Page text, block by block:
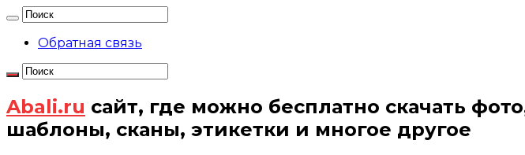
Обратная связь
Abali.ru сайт, где можно бесплатно скачать
шаблоны, сканы, этикетки и многое другое